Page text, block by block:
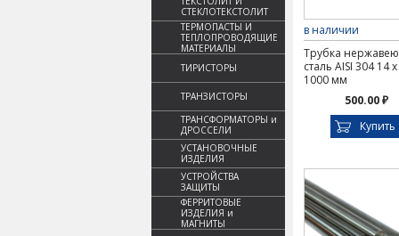
СТЕКЛОТЕКСТОЛИТ
ТЕРМОПАСТЫ И
ТЕПЛОПРОВОДЯЩИЕ
МАТЕРИАЛЫ
ТИРИСТОРЫ
ТРАНЗИСТОРЫ
ТРАНСФОРМАТОРЫ и
ДРОССЕЛИ
УСТАНОВОЧНЫЕ
ИЗДЕЛИЯ
УСТРОЙСТВА
ЗАЩИТЫ
ФЕРРИТОВЫЕ
ИЗДЕЛИЯ и
МАГНИТЫ
в наличии
Трубка
сталь AISI 304 14
1000 мм
500.00 ₽
Купить